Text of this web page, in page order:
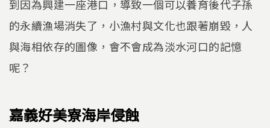
到因為興建一座港口，導致一個可以養育後代子孫
的永續漁場消失了，小漁村與文化也跟著崩毀，人
與海相依存的圖像，會不會成為淡水河口的記憶
呢？
嘉義好美寮海岸侵蝕